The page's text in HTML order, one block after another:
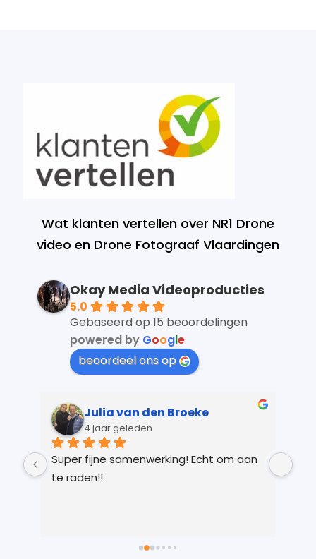
Wat klanten vertellen over NR1 Drone
video en Drone Fotograaf Vlaardingen
Okay Media Videoproducties
5.0
Gebaseerd op 15 beoordelingen
powered by Google
beoordeel ons op
Julia van den Broeke
4 jaar geleden
Super fijne samenwerking! Echt om aan
te raden!!